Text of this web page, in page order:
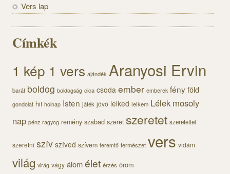
Vers lap
Címkék
1 kép 1 vers ajándék Aranyosi Ervin
barát boldog boldogság cica csoda ember emberek fényföld
gondolat hit holnap Isten játék jövő lelked lelkem Lélek mosoly
nap pénz ragyog remény szabad szeret szeretet szeretettel
szeretni szív szíved szívem teremtő természet vers vidám
világ virág vágy álomélet érzés öröm